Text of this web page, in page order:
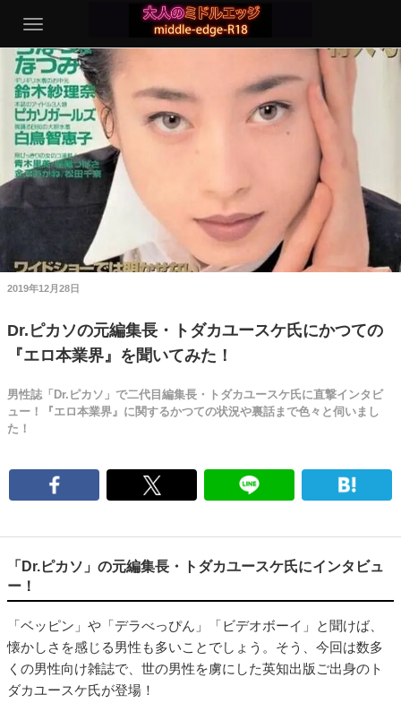
2019年12月28日
Dr.ピカソの元編集長・トダカユースケ氏にかつての
『エロ本業界』を聞いてみた！
男性誌「Dr.ピカソ」で二代目編集長・トダカユースケ氏に直撃インタビ
ュー！『エロ本業界』に関するかつての状況や裏話まで色々と伺いまし
た！
「Dr.ピカソ」の元編集長・トダカユースケ氏にインタビュ
ー！
「ベッピン」や「デラべっぴん」「ビデオボーイ」と聞けば、
懐かしさを感じる男性も多いことでしょう。そう、今回は数多
くの男性向け雑誌で、世の男性を虜にした英知出版ご出身のト
ダカユースケ氏が登場！